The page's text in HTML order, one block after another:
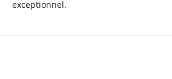
exceptionnel.